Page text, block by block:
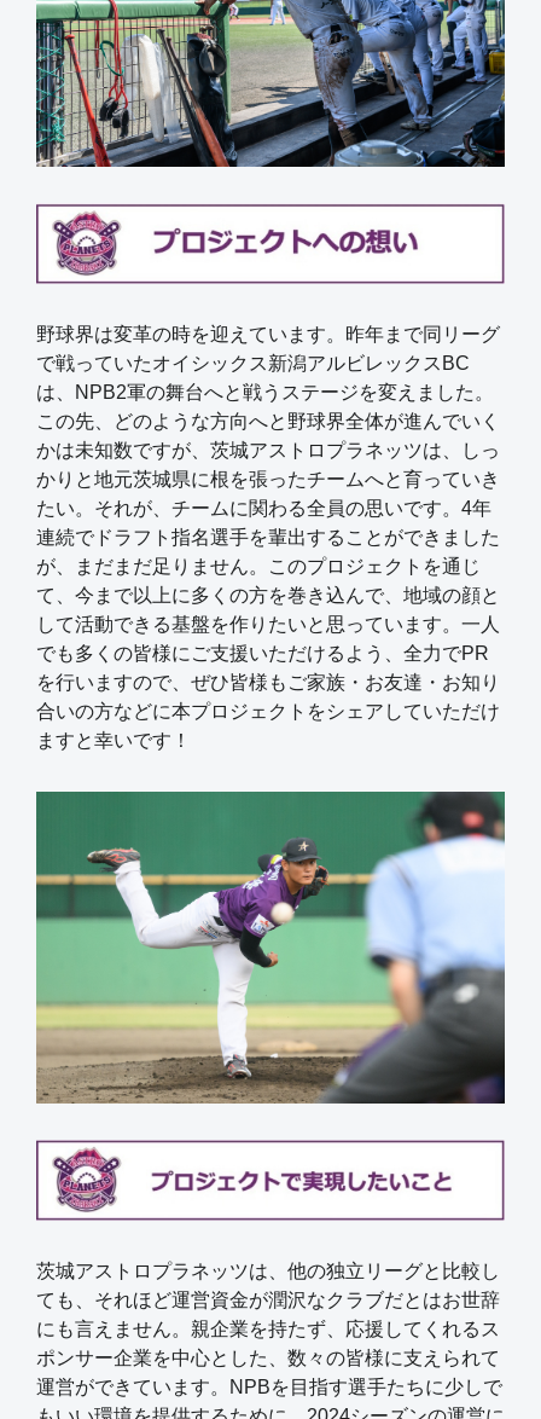
野球界は変革の時を迎えています。昨年まで同リーグ
で戦っていたオイシックス新潟アルビレックスBC
は、NPB2軍の舞台へと戦うステージを変えました。
この先、どのような方向へと野球界全体が進んでいく
かは未知数ですが、茨城アストロプラネッツは、しっ
かりと地元茨城県に根を張ったチームへと育っていき
たい。それが、チームに関わる全員の思いです。4年
連続でドラフト指名選手を輩出することができました
が、まだまだ足りません。このプロジェクトを通じ
て、今まで以上に多くの方を巻き込んで、地域の顔と
して活動できる基盤を作りたいと思っています。一人
でも多くの皆様にご支援いただけるよう、全力でPR
を行いますので、ぜひ皆様もご家族・お友達・お知り
合いの方などに本プロジェクトをシェアしていただけ
ますと幸いです！
茨城アストロプラネッツは、他の独立リーグと比較し
ても、それほど運営資金が潤沢なクラブだとはお世辞
にも言えません。親企業を持たず、応援してくれるス
ポンサー企業を中心とした、数々の皆様に支えられて
運営ができています。NPBを目指す選手たちに少しで